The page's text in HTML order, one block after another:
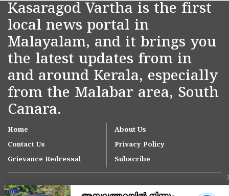
Kasaragod Vartha is the first
local news portal in
Malayalam, and it brings you
the latest updates from in
and around Kerala, especially
from the Malabar area, South
Canara.
Home
About Us
Contact Us
Privacy Policy
Grievance Redressal
Subscribe